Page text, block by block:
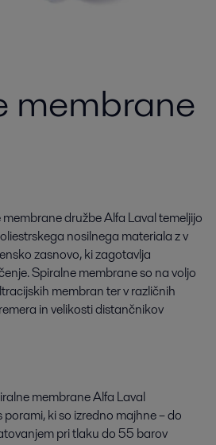
membrane
družbe Alfa Laval temeljijo
nosilnega materiala z v
zasnovo, ki zagotavlja
Spiralne membrane so na voljo
membran ter v različnih
in velikosti distančnikov
membrane Alfa Laval
ki so izredno majhne – do
pri tlaku do 55 barov